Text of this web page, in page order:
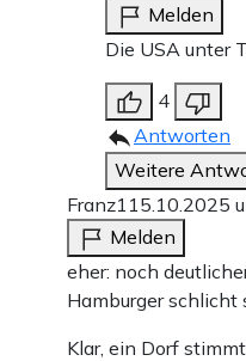
Melden
Die USA unter
4
Antworten
Weitere
Franz1 15.10.2025
Melden
eher: noch
Hamburger schlicht
Klar, ein Dorf